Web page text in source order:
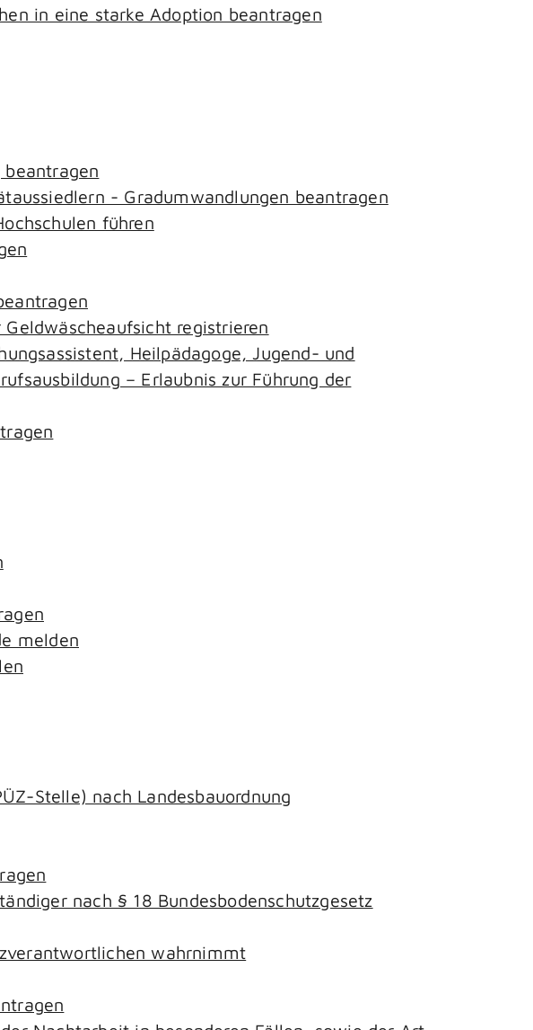
in eine starke Adoption beantragen
- Gradumwandlungen beantragen
führen
registrieren
Heilpädagoge, Jugend- und
– Erlaubnis zur Führung der
melden
Stelle) nach Landesbauordnung
nach § 18 Bundesbodenschutzgesetz
wahrnimmt